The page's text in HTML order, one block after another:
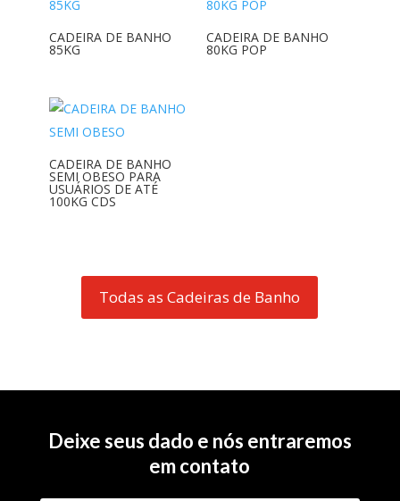
CADEIRA DE BANHO
85KG
CADEIRA DE BANHO
80KG POP
CADEIRA DE BANHO
SEMI OBESO PARA
USUÁRIOS DE ATÉ
100KG CDS
Todas as Cadeiras de Banho
Deixe seus dado e nós entraremos
em contato